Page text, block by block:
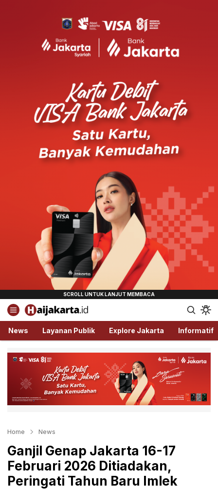
Haijakarta.id
Semua Tentang Jakarta Ada Disini!
News Layanan Publik Explore Jakarta Informatif
Home News
Ganjil Genap Jakarta 16-17
Februari 2026 Ditiadakan,
Peringati Tahun Baru Imlek